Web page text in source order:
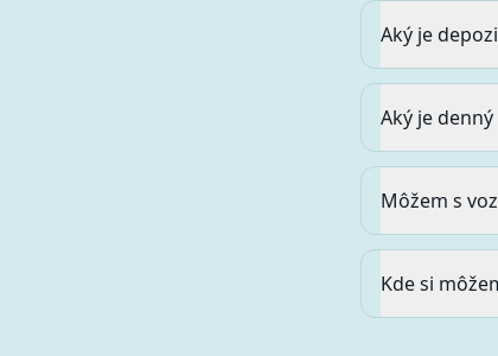
Aký je
Aký je
Môžem s
Kde si